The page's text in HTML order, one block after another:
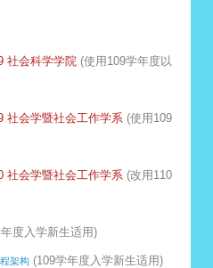
社会科学学院 (使用109学年度以
社会学暨社会工作学系 (使用109
社会学暨社会工作学系 (改用110
度入学新生适用)
架构 (109学年度入学新生适用)